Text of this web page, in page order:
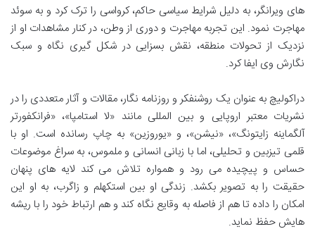
های ویرانگر، به دلیل شرایط سیاسی حاکم، کرواسی را ترک کرد و به سوئد
مهاجرت نمود. این تجربه مهاجرت و دوری از وطن، در کنار مشاهدات او از
نزدیک از تحولات منطقه، نقش بسزایی در شکل گیری نگاه و سبک
نگارش وی ایفا کرد.
دراکولیچ به عنوان یک روشنفکر و روزنامه نگار، مقالات و آثار متعددی را در
نشریات معتبر اروپایی و بین المللی مانند «لا استامپا»، «فرانکفورتر
آلگماینه زایتونگ»، «نیشن»، و «یوروزین» به چاپ رسانده است. او با
قلمی تیزبین و تحلیلی، اما با زبانی انسانی و ملموس، به سراغ موضوعات
حساس و پیچیده می رود و همواره تلاش می کند لایه های پنهان
حقیقت را به تصویر بکشد. زندگی او بین استکهلم و زاگرب، به او این
امکان را داده تا هم از فاصله به وقایع نگاه کند و هم ارتباط خود را با ریشه
هایش حفظ نماید.